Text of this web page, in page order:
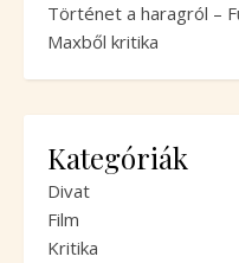
Történet a haragról –
Maxből kritika
Kategóriák
Divat
Film
Kritika